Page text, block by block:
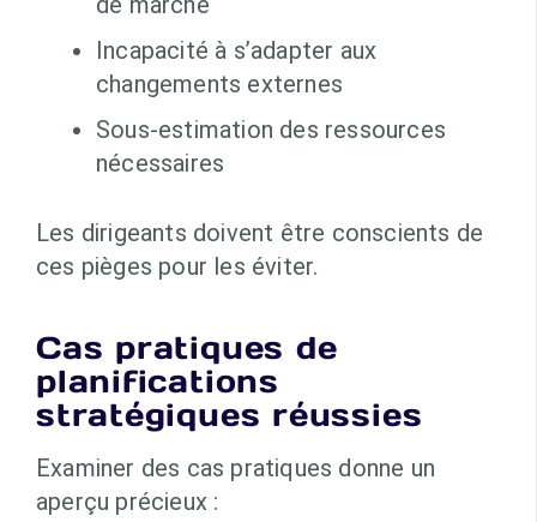
Incapacité à s’adapter aux
changements externes
Sous-estimation des ressources
nécessaires
Les dirigeants doivent être conscients de
ces pièges pour les éviter.
Cas pratiques de
planifications
stratégiques réussies
Examiner des cas pratiques donne un
aperçu précieux :